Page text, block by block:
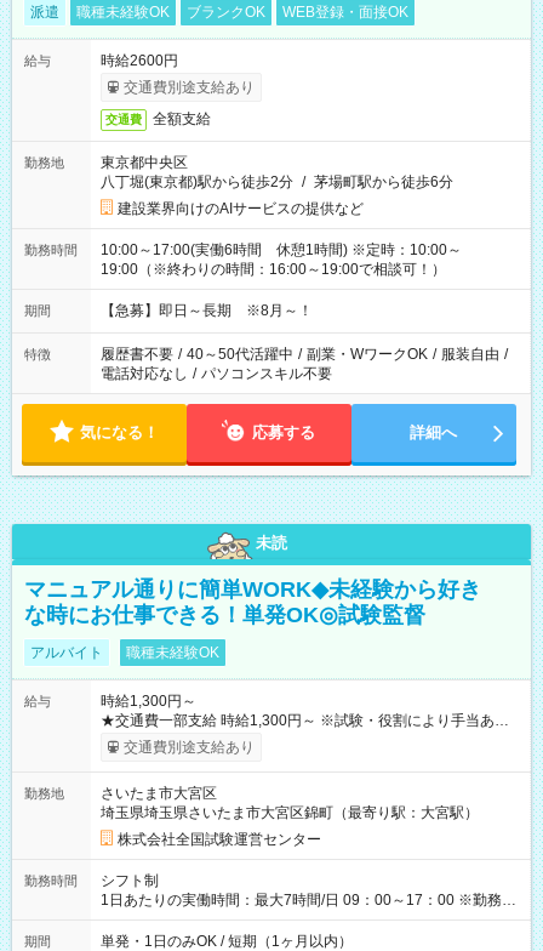
派遣 職種未経験OK ブランクOK WEB登録・面接OK
給与
時給2600円
交通費別途支給あり
交通費 全額支給
勤務地
東京都中央区
八丁堀(東京都)駅から徒歩2分 / 茅場町駅から徒歩6分
建設業界向けのAIサービスの提供など
勤務時間
10:00～17:00(実働6時間 休憩1時間) ※定時：10:00～
19:00（※終わりの時間：16:00～19:00で相談可！）
期間 【急募】即日～長期 ※8月～！
特徴 履歴書不要 / 40～50代活躍中 / 副業・WワークOK / 服装自由 /
電話対応なし / パソコンスキル不要
気になる！ 応募する 詳細へ
未読
マニュアル通りに簡単WORK◆未経験から好き
な時にお仕事できる！単発OK◎試験監督
アルバイト 職種未経験OK
給与
時給1,300円～
★交通費一部支給 時給1,300円～ ※試験・役割により手当あり
※勤務回数により昇給あり 【即給（前払い）オプションあ
り！】 希望される場合、勤務から1週間ほどで給与の一部を受け
例】 ・河合塾模擬試験 8:30～17:30（休憩1時間） 時給1,300円
×8時間＝日収10,400円＋交通費 ※当日の役割により時給＋100
円の場合あり ・国家試験 7:00～13:30（休憩なし） 時給1,300
円（役割手当＋100円）×6時間＝日収8,400円＋交通費 【試用期
間】試用期間なし
交通費別途支給あり
勤務地
さいたま市大宮区
埼玉県埼玉県さいたま市大宮区錦町（最寄り駅：大宮駅）
株式会社全国試験運営センター
勤務時間
シフト制
1日あたりの実働時間：最大7時間/日 09：00～17：00 ※勤務時
間は 試験により異なります。
期間 単発・1日のみOK / 短期（1ヶ月以内）